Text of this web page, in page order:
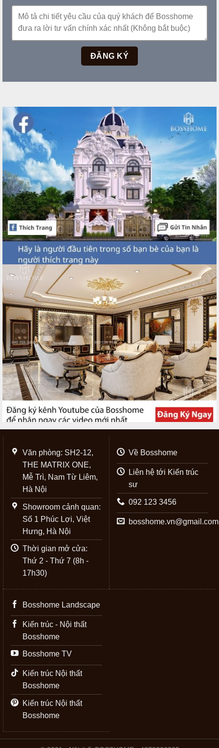
Văn phòng: SH2-12,
THE MATRIX ONE,
Mễ Trì, Nam Từ Liêm,
Hà Nội
Showroom cảnh quan:
Số 1 Phúc Lợi, Việt
Hưng, Hà Nội
Thời gian mở cửa:
Thứ 2 - Thứ 7 (8h -
17h30)
Về Bosshome
Liên hệ tới Kiến trúc
sư
092 123 3456
bosshome.vn@gmail.com
Bosshome Landscape
Kiến trúc - Nội thất
Bosshome
Bosshome TV
Kiến trúc Nội thất
Bosshome
Kiến trúc Nội thất
Bosshome